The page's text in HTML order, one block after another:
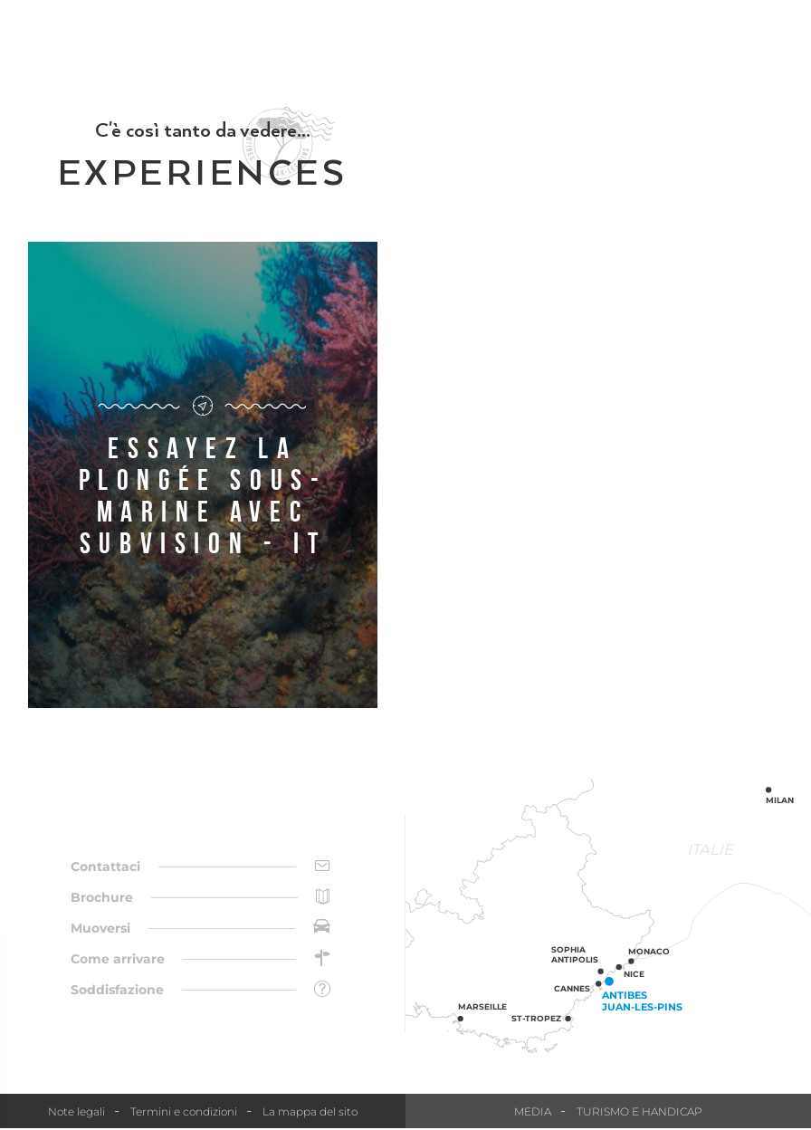
C'è così tanto da vedere...
EXPERIENCES
Essayez la
plongée sous-
marine avec
Subvision - it
Contattaci
Brochure
Muoversi
Come arrivare
Soddisfazione
ITALIE
ST-TROPEZ
MARSEILLE
CANNES
ANTIBES
JUAN-LES-PINS
SOPHIA
ANTIPOLIS
NICE
MONACO
MILAN
Note legali Termini e condizioni La mappa del sito MEDIA TURISMO E HANDICAP